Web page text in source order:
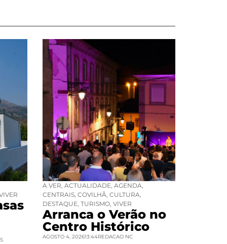
A VER, ACTUALIDADE, AGENDA,
CENTRAIS, COVILHÃ, CULTURA,
DESTAQUE, TURISMO, VIVER
Arranca o Verão no
Centro Histórico
AGOSTO 4, 202613:44REDACAO NC